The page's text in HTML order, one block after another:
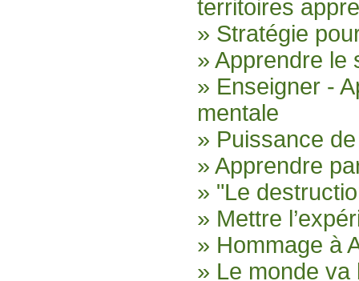
territoires
» Stratégie
» Apprendre le
» Enseigner -
mentale
» Puissance
» Apprendre
» "Le
» Mettre
» Hommage à
» Le monde